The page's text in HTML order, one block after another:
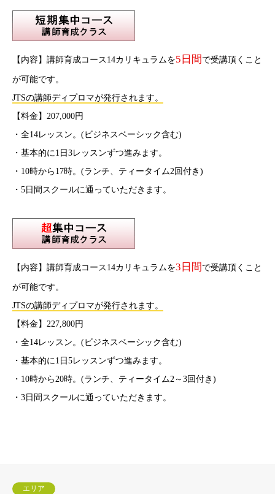
【内容】講師育成コース14カリキュラムを5日間 で受講頂くこと
が可能です。
JTSの講師ディプロマが発行されます。
【料金】207,000円
・全14レッスン。(ビジネスベーシック含む)
・基本的に1日3レッスンずつ進みます。
・10時から17時。(ランチ、ティータイム2回付き)
・5日間スクールに通っていただきます。
【内容】講師育成コース14カリキュラムを3日間 で受講頂くこと
が可能です。
JTSの講師ディプロマが発行されます。
【料金】227,800円
・全14レッスン。(ビジネスベーシック含む)
・基本的に1日5レッスンずつ進みます。
・10時から20時。(ランチ、ティータイム2～3回付き)
・3日間スクールに通っていただきます。
エリア